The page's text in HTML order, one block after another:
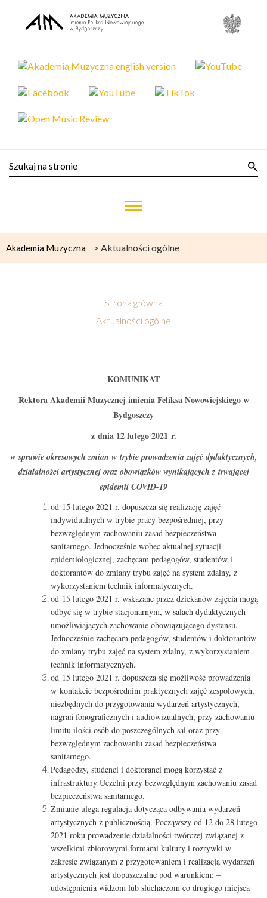
Akademia Muzyczna > Aktualności ogólne
Strona główna
Aktualności ogólne
KOMUNIKAT
Rektora Akademii Muzycznej imienia Feliksa Nowowiejskiego w
Bydgoszczy
z dnia 12 lutego 2021 r.
w sprawie okresowych zmian w trybie prowadzenia zajęć dydaktycznych,
działalności artystycznej oraz obowiązków wynikających z trwającej
epidemii COVID-19
od 15 lutego 2021 r. dopuszcza się realizację zajęć
indywidualnych w trybie pracy bezpośredniej, przy
bezwzględnym zachowaniu zasad bezpieczeństwa
sanitarnego. Jednocześnie wobec aktualnej sytuacji
epidemiologicznej, zachęcam pedagogów, studentów i
doktorantów do zmiany trybu zajęć na system zdalny, z
wykorzystaniem technik informatycznych.
od 15 lutego 2021 r. wskazane przez dziekanów zajęcia mogą
odbyć się w trybie stacjonarnym, w salach dydaktycznych
umożliwiających zachowanie obowiązującego dystansu.
Jednocześnie zachęcam pedagogów, studentów i doktorantów
do zmiany trybu zajęć na system zdalny, z wykorzystaniem
technik informatycznych.
od 15 lutego 2021 r. dopuszcza się możliwość prowadzenia
w kontakcie bezpośrednim praktycznych zajęć zespołowych,
niezbędnych do przygotowania wydarzeń artystycznych,
nagrań fonograficznych i audiowizualnych, przy zachowaniu
limitu ilości osób do poszczególnych sal oraz przy
bezwzględnym zachowaniu zasad bezpieczeństwa
sanitarnego.
Pedagodzy, studenci i doktoranci mogą korzystać z
infrastruktury Uczelni przy bezwzględnym zachowaniu zasad
bezpieczeństwa sanitarnego.
Zmianie ulega regulacja dotycząca odbywania wydarzeń
artystycznych z publicznością. Począwszy od 12 do 28 lutego
2021 roku prowadzenie działalności twórczej związanej z
wszelkimi zbiorowymi formami kultury i rozrywki w
zakresie związanym z przygotowaniem i realizacją wydarzeń
artystycznych jest dopuszczalne pod warunkiem: –
udostępnienia widzom lub słuchaczom co drugiego miejsca